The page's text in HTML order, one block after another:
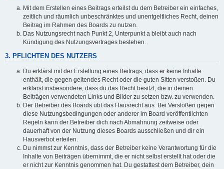
Mit dem Erstellen eines Beitrags erteilst du dem Betreiber ein einfaches,
zeitlich und räumlich unbeschränktes und unentgeltliches Recht, deinen
Beitrag im Rahmen des Boards zu nutzen.
Das Nutzungsrecht nach Punkt 2, Unterpunkt a bleibt auch nach
Kündigung des Nutzungsvertrages bestehen.
3. PFLICHTEN DES NUTZERS
Du erklärst mit der Erstellung eines Beitrags, dass er keine Inhalte
enthält, die gegen geltendes Recht oder die guten Sitten verstoßen. Du
erklärst insbesondere, dass du das Recht besitzt, die in deinen
Beiträgen verwendeten Links und Bilder zu setzen bzw. zu verwenden.
Der Betreiber des Boards übt das Hausrecht aus. Bei Verstößen gegen
diese Nutzungsbedingungen oder anderer im Board veröffentlichten
Regeln kann der Betreiber dich nach Abmahnung zeitweise oder
dauerhaft von der Nutzung dieses Boards ausschließen und dir ein
Hausverbot erteilen.
Du nimmst zur Kenntnis, dass der Betreiber keine Verantwortung für die
Inhalte von Beiträgen übernimmt, die er nicht selbst erstellt hat oder die
er nicht zur Kenntnis genommen hat. Du gestattest dem Betreiber, dein